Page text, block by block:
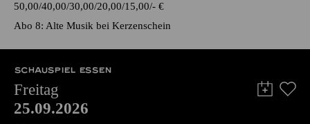
50,00 40,00 30,00 20,00 15,00 - €
Abo 8: Alte Musik bei Kerzenschein
SCHAUSPIEL ESSEN
Freitag
25.09.2026